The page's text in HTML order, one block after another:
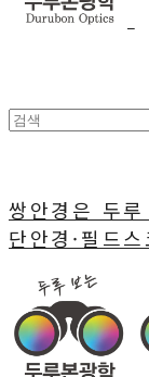
쌍안경은 두
단안경·필드